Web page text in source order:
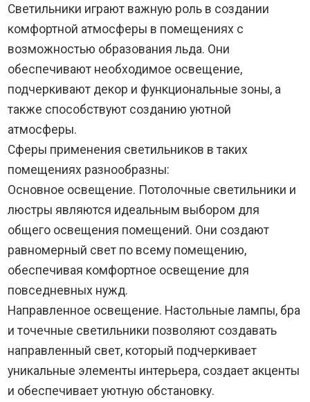
Светильники играют важную роль в создании
комфортной атмосферы в помещениях с
возможностью образования льда. Они
обеспечивают необходимое освещение,
подчеркивают декор и функциональные зоны, а
также способствуют созданию уютной
атмосферы.
Сферы применения светильников в таких
помещениях разнообразны:
Основное освещение. Потолочные светильники и
люстры являются идеальным выбором для
общего освещения помещений. Они создают
равномерный свет по всему помещению,
обеспечивая комфортное освещение для
повседневных нужд.
Направленное освещение. Настольные лампы, бра
и точечные светильники позволяют создавать
направленный свет, который подчеркивает
уникальные элементы интерьера, создает акценты
и обеспечивает уютную обстановку.